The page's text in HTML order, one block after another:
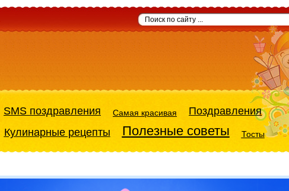
SMS поздравления Самая красивая Поздравления
Кулинарные рецепты Полезные советы Тосты